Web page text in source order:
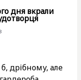
дня вкрали
дрібному, але